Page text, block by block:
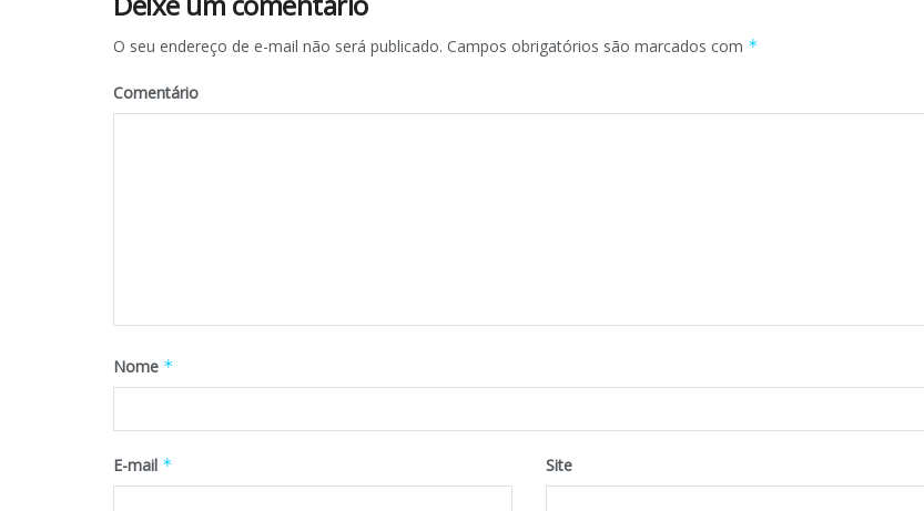
O seu endereço de e-mail não será publicado. Campos obrigatórios são marcados com *
Comentário
Nome *
E-mail * Site